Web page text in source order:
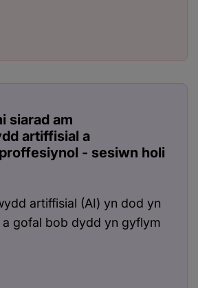
siarad am
artiffisial a
- sesiwn holi
artiffisial (AI) yn dod yn
a gofal bob dydd yn gyflym